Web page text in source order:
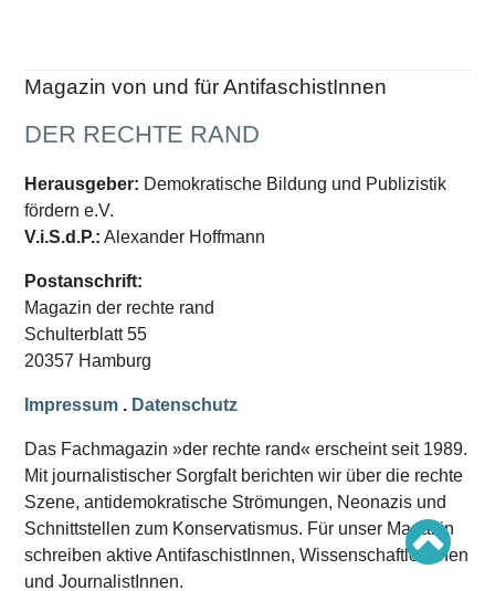
Schwerpunkte Übersicht
Schwerpunkt zur USA und Faschist Trump
Schwerpunkt »Identitäre Bewegung«
Schwerpunkt »Reichsbürger«
Schwerpunkt NPD
AUSGABEN
Ausgaben Übersicht
Ausgabe 221
Ausgabe 220
Ausgabe 219
Ausgabe 218
Magazin von und für AntifaschistInnen
DER RECHTE RAND
Herausgeber: Demokratische Bildung und Publizistik
fördern e.V.
V.i.S.d.P.: Alexander Hoffmann
Postanschrift:
Magazin der rechte rand
Schulterblatt 55
20357 Hamburg
Impressum . Datenschutz
Das Fachmagazin »der rechte rand« erscheint seit 1989.
Mit journalistischer Sorgfalt berichten wir über die rechte
Szene, antidemokratische Strömungen, Neonazis und
Schnittstellen zum Konservatismus. Für unser Magazin
schreiben aktive AntifaschistInnen, WissenschaftlerInnen
und JournalistInnen.